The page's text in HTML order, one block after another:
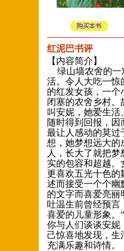
红泥巴书评
【内容简介】
绿山墙农舍的一
活。令人大吃一惊
的红发女孩，一
闭塞的农舍乡村
叫安妮，她爱生
随时得到回报，
最让人感动的莫过
想，她梦想远大的
人，长大了就把
实的包容和超越
更喜欢五光十色
述而接受一个个幽
的文字而喜爱亮
吐温生前曾经预言
喜爱的儿童形象。
你与人们谈谈安妮
己惊喜地发现，
充满乐趣和诗情。